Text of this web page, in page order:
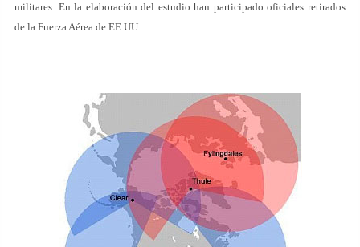
militares. En la elaboración del estudio han participado oficiales retirados
de la Fuerza Aérea de EE.UU.